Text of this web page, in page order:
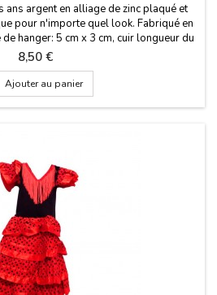
ans argent en alliage de zinc plaqué et
pour n'importe quel look. Fabriqué en
hanger: 5 cm x 3 cm, cuir longueur du
cordon: 40 cm.
Prix
8,50 €
Ajouter au panier